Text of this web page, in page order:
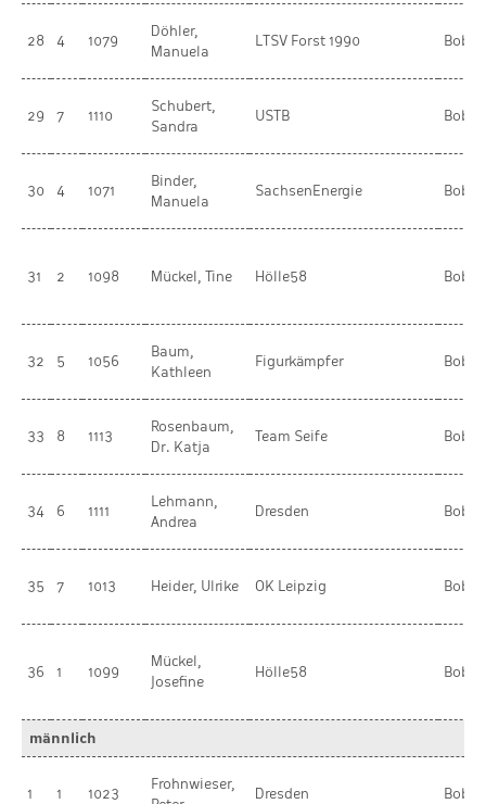
28 4 1079
Döhler,
Manuela
LTSV Forst 1990
29 7 1110
Schubert,
Sandra
USTB
30 4 1071
Binder,
Manuela
SachsenEnergie
31 2 1098 Mückel, Tine Hölle58
32 5 1056
Baum,
Kathleen
Figurkämpfer
33 8 1113
Rosenbaum,
Dr. Katja
Team Seife
34 6 1111
Lehmann,
Andrea
Dresden
35 7 1013 Heider, Ulrike OK Leipzig
36 1 1099
Mückel,
Josefine
Hölle58
männlich
1 1 1023
Frohnwieser,
Dresden